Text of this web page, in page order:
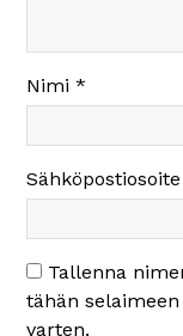
Nimi*
Tallenna
tähän
varten.